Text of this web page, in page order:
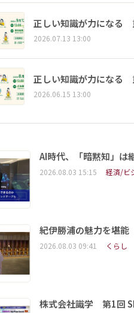
正しい知識が力になる
2026.07.13 13:00
正しい知識が力になる
2026.06.15 13:00
AI時代、「暗黙知」
2026.08.03 15:15 経済/ビ
紀伊勝浦の魅力を堪
2026.08.03 09:41 くらし
株式会社識学 第1回